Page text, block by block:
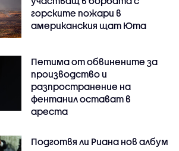
горските пожари в
американския щат Юта
Петима от обвинените за
производство и
разпространение на
фентанил остават в
ареста
Подготвя ли Риана нов албум